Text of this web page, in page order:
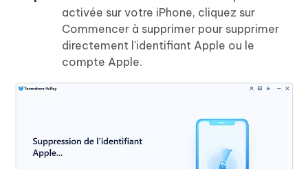
activée sur votre iPhone, cliquez sur
Commencer à supprimer pour supprimer
directement l'identifiant Apple ou le
compte Apple.